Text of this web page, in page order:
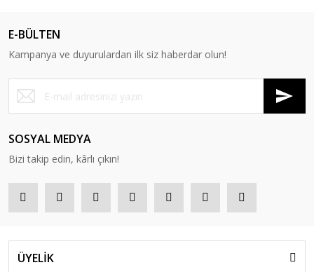
E-BÜLTEN
Kampanya ve duyurulardan ilk siz haberdar olun!
SOSYAL MEDYA
Bizi takip edin, kârlı çıkın!
ÜYELİK